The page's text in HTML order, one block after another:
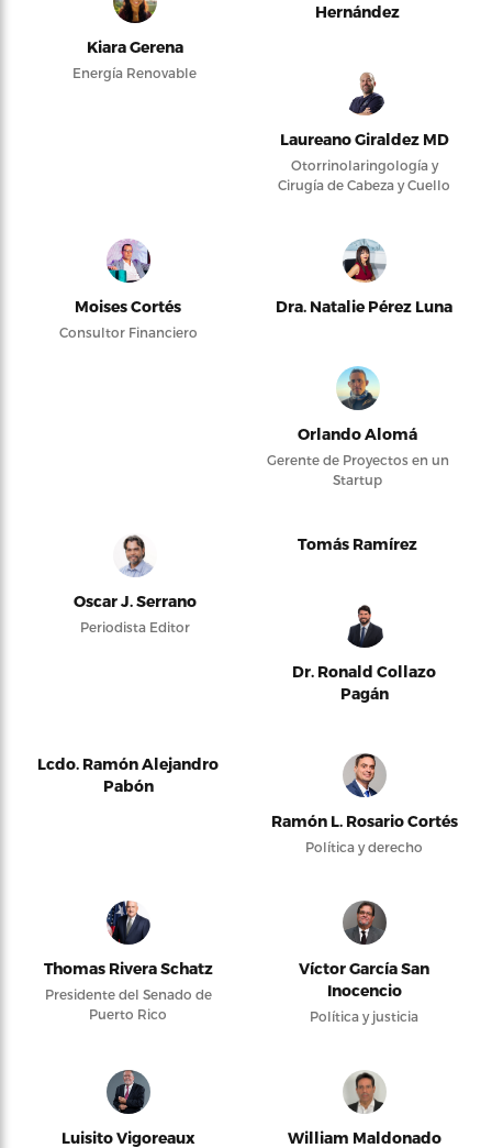
Kiara Gerena
Energía Renovable
Hernández
Laureano Giraldez MD
Otorrinolaringología y
Cirugía de Cabeza y Cuello
Moises Cortés
Consultor Financiero
Dra. Natalie Pérez Luna
Orlando Alomá
Gerente de Proyectos en un
Startup
Oscar J. Serrano
Periodista Editor
Tomás Ramírez
Dr. Ronald Collazo
Pagán
Lcdo. Ramón Alejandro
Pabón
Ramón L. Rosario Cortés
Política y derecho
Thomas Rivera Schatz
Presidente del Senado de
Puerto Rico
Víctor García San
Inocencio
Política y justicia
Luisito Vigoreaux William Maldonado